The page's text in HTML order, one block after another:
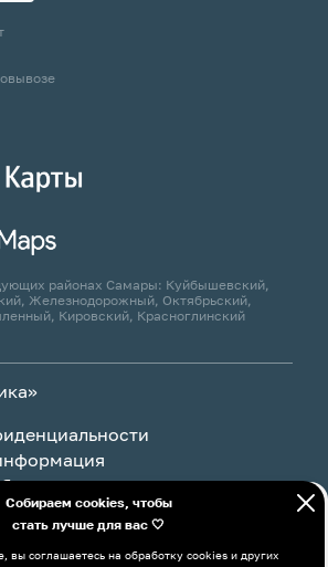
районах Самары: Куйбышевский,
Железнодорожный, Октябрьский,
Кировский, Красноглинский
персональных данных
вы соглашаетесь на обработку cookies и
Яндекс Метрика, в соответствии с
Собираем cookies, чтобы
стать лучше для вас 🤍
вы соглашаетесь на обработку cookies и других